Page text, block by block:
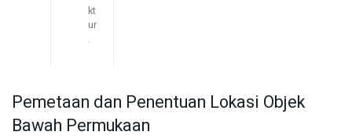
kt
ur
.
Pemetaan dan Penentuan Lokasi Objek
Bawah Permukaan